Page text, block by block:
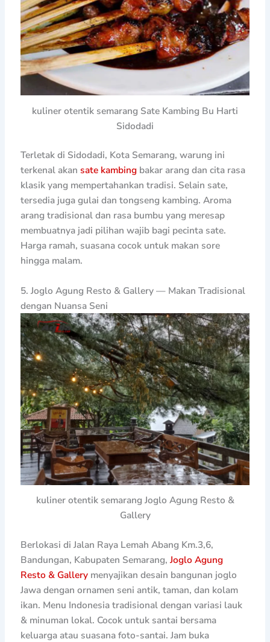
kuliner otentik semarang Sate Kambing Bu Harti
Sidodadi
Terletak di Sidodadi, Kota Semarang, warung ini
terkenal akan sate kambingbakar arang dan cita rasa
klasik yang mempertahankan tradisi. Selain sate,
tersedia juga gulai dan tongseng kambing. Aroma
arang tradisional dan rasa bumbu yang meresap
membuatnya jadi pilihan wajib bagi pecinta sate.
Harga ramah, suasana cocok untuk makan sore
hingga malam.
5. Joglo Agung Resto & Gallery — Makan Tradisional
dengan Nuansa Seni
kuliner otentik semarang Joglo Agung Resto &
Gallery
Berlokasi di Jalan Raya Lemah Abang Km.3,6,
Bandungan, Kabupaten Semarang,Joglo Agung
Resto & Gallerymenyajikan desain bangunan joglo
Jawa dengan ornamen seni antik, taman, dan kolam
ikan. Menu Indonesia tradisional dengan variasi lauk
& minuman lokal. Cocok untuk santai bersama
keluarga atau suasana foto-santai. Jam buka